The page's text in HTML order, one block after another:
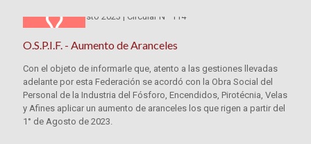
O.S.P.I.F. - Aumento de Aranceles
Con el objeto de informarle que, atento a las gestiones llevadas
adelante por esta Federación se acordó con la Obra Social del
Personal de la Industria del Fósforo, Encendidos, Pirotécnia, Velas
y Afines aplicar un aumento de aranceles los que rigen a partir del
1° de Agosto de 2023.